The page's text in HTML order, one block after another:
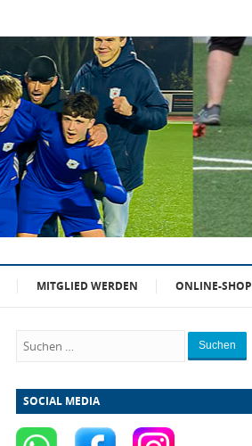
MITGLIED WERDEN ONLINE-SHOP
Suchen
SOCIAL MEDIA